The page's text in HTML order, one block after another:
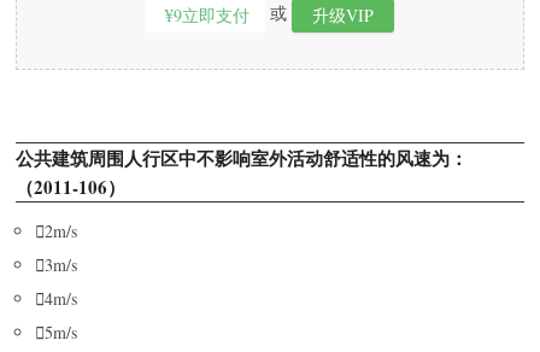
¥9立即支付 或 升级VIP
公共建筑周围人行区中不影响室外活动舒适性的风速为：
（2011-106）
2m/s
3m/s
4m/s
5m/s